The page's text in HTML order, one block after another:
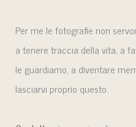
Per me le fotografie non
a tenere traccia della vita, a
le guardiamo, a diventare
lasciarvi proprio questo.